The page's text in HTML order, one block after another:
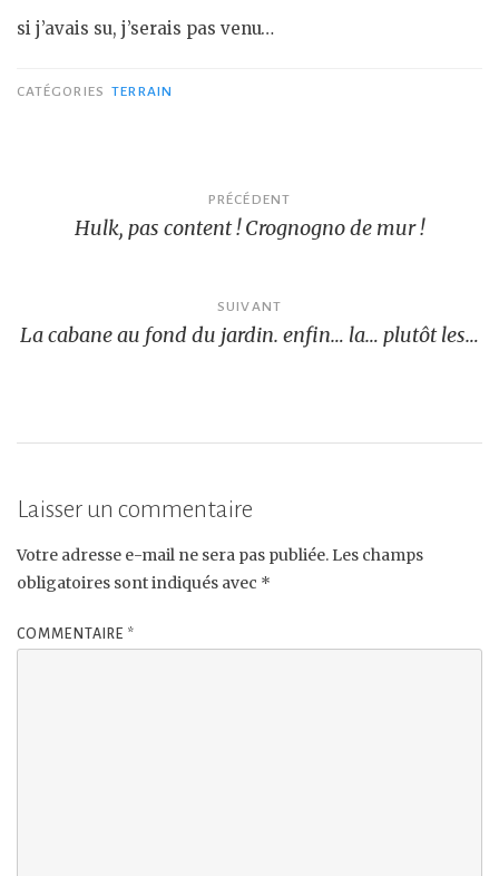
si j’avais su, j’serais pas venu…
CATÉGORIES TERRAIN
PRÉCÉDENT
Hulk, pas content ! Crognogno de mur !
SUIVANT
La cabane au fond du jardin. enfin… la… plutôt les…
Laisser un commentaire
Votre adresse e-mail ne sera pas publiée. Les champs
obligatoires sont indiqués avec *
COMMENTAIRE *